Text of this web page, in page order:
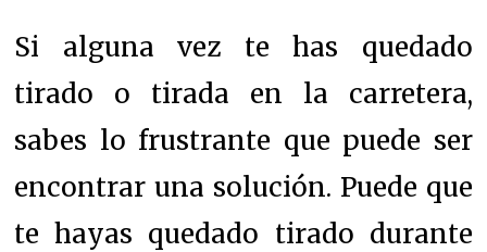
Si alguna vez te has quedado
tirado o tirada en la carretera,
sabes lo frustrante que puede ser
encontrar una solución. Puede que
te hayas quedado tirado durante